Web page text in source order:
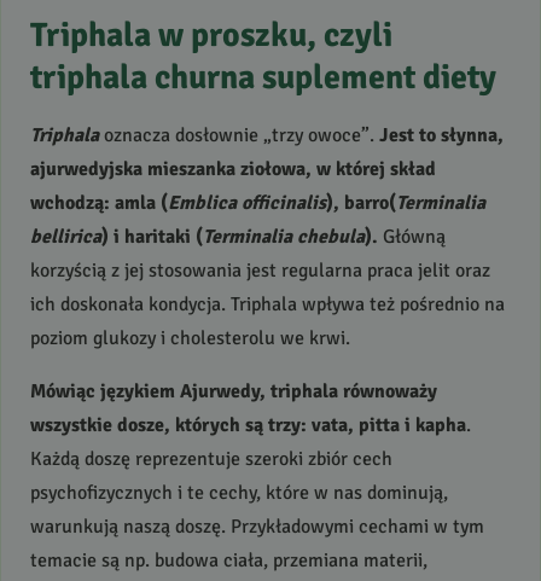
Triphala w proszku, czyli
triphala churna suplement diety
Triphalaoznacza dosłownie „trzy owoce”. Jest to słynna,
ajurwedyjska mieszanka ziołowa, w której skład
wchodzą: amla (Emblica officinalis), barro(Terminalia
bellirica) i haritaki (Terminalia chebula). Główną
korzyścią z jej stosowania jest regularna praca jelit oraz
ich doskonała kondycja. Triphala wpływa też pośrednio na
poziom glukozy i cholesterolu we krwi.
Mówiąc językiem Ajurwedy, triphala równoważy
wszystkie dosze, których są trzy: vata, pitta i kapha.
Każdą doszę reprezentuje szeroki zbiór cech
psychofizycznych i te cechy, które w nas dominują,
warunkują naszą doszę. Przykładowymi cechami w tym
temacie są np. budowa ciała, przemiana materii,